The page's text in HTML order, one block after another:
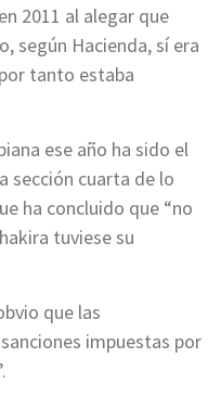
2011 al alegar que
según Hacienda, sí era
tanto estaba
ese año ha sido el
sección cuarta de lo
ha concluido que “no
tuviese su
que las
impuestas por